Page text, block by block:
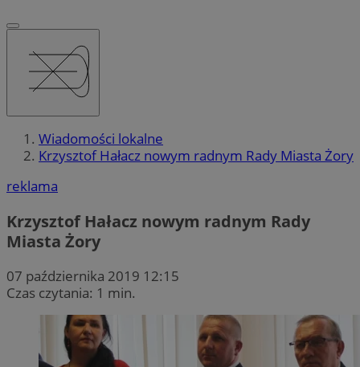
Wiadomości lokalne
Krzysztof Hałacz nowym radnym Rady Miasta Żory
reklama
Krzysztof Hałacz nowym radnym Rady
Miasta Żory
07 października 2019 12:15
Czas czytania: 1 min.